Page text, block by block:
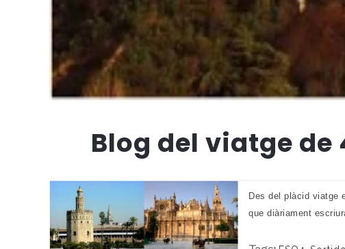
Blog del viatge de
Des del plàcid viatge
que diàriament